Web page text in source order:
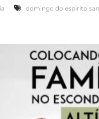
domingo do espirito